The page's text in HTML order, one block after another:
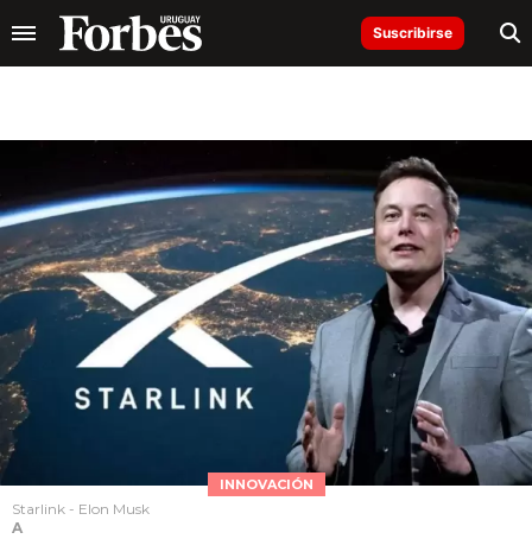
Suscribirse
INNOVACIÓN
Starlink - Elon Musk
A